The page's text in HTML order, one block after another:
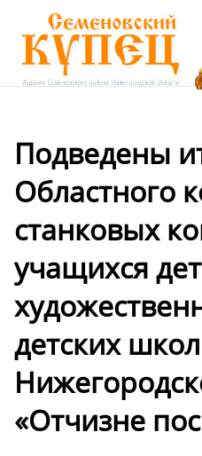
Подведены
Областного
станковых
учащихся
детских школ
«Отчизне